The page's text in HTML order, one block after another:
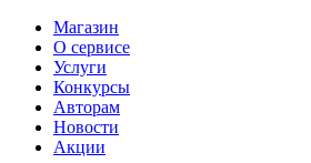
Магазин
О сервисе
Услуги
Конкурсы
Авторам
Новости
Акции